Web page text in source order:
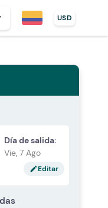
USD
Día de salida:
Vie, 7 Ago
editEditar